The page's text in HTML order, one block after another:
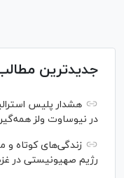
جدیدترین
هشدار پلیس
در نیوساوت ولز
زندگی‌های کوتاه و
رژیم صهیونیستی در